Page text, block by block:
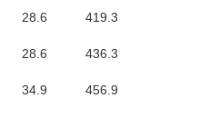
28.6
419.3
28.6
436.3
34.9
456.9